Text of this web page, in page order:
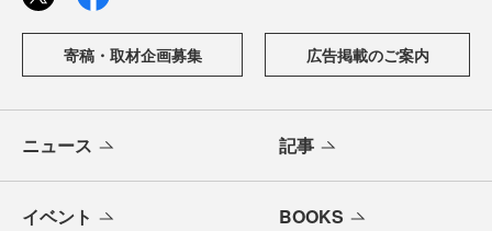
寄稿・取材企画募集 広告掲載のご案内
ニュース 記事
イベント BOOKS